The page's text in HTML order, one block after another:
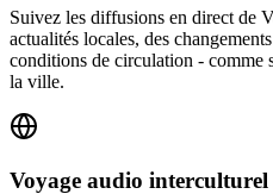
Suivez les diffusions en direct de
actualités locales, des
conditions de circulation - comme
la ville.
Voyage audio interculturel